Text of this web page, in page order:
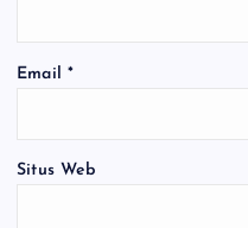
Email *
Situs Web